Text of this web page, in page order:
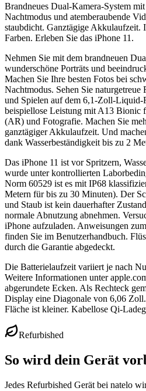
Brandneues Dual-Kamera-System
Nachtmodus und atemberaubende
staubdicht. Ganztägige Akkulaufzeit.
Farben. Erleben Sie das iPhone 11.
Nehmen Sie mit dem brandneuen
wunderschöne Porträts und
Machen Sie Ihre besten Fotos bei
Nachtmodus. Sehen Sie
und Spielen auf dem 6,1-Zoll-Liquid-
beispiellose Leistung mit A13 Bionic
(AR) und Fotografie. Machen Sie
ganztägiger Akkulaufzeit. Und
dank Wasserbeständigkeit bis zu 2
Das iPhone 11 ist vor Spritzern,
wurde unter kontrollierten
Norm 60529 ist es mit IP68
Metern für bis zu 30 Minuten). Der
und Staub ist kein dauerhafter
normale Abnutzung abnehmen.
iPhone aufzuladen. Anweisungen
finden Sie im Benutzerhandbuch.
durch die Garantie abgedeckt.
Die Batterielaufzeit variiert je nach
Weitere Informationen unter
abgerundete Ecken. Als Rechteck
Display eine Diagonale von 6,06
Fläche ist kleiner. Kabellose Qi-
Refurbished
So wird dein Gerät
Jedes Refurbished Gerät bei natelo